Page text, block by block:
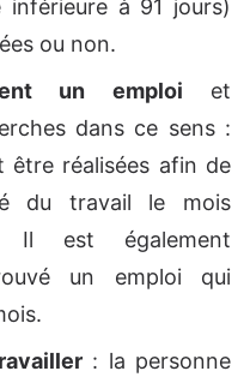
inférieure à 91 jours)
ou non.
un emploi et
dans ce sens :
être réalisées afin de
du travail le mois
Il est également
un emploi qui
: la personne